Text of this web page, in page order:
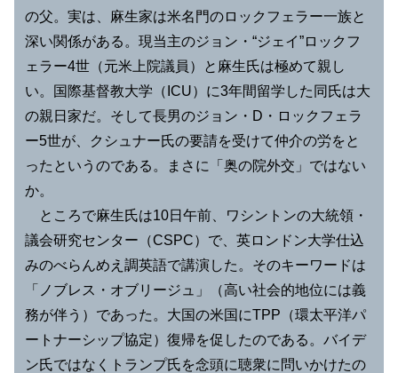
の父。実は、麻生家は米名門のロックフェラー一族と
深い関係がある。現当主のジョン・“ジェイ”ロックフ
ェラー4世（元米上院議員）と麻生氏は極めて親し
い。国際基督教大学（ICU）に3年間留学した同氏は大
の親日家だ。そして長男のジョン・D・ロックフェラ
ー5世が、クシュナー氏の要請を受けて仲介の労をと
ったというのである。まさに「奥の院外交」ではない
か。
ところで麻生氏は10日午前、ワシントンの大統領・
議会研究センター（CSPC）で、英ロンドン大学仕込
みのべらんめえ調英語で講演した。そのキーワードは
「ノブレス・オブリージュ」（高い社会的地位には義
務が伴う）であった。大国の米国にTPP（環太平洋パ
ートナーシップ協定）復帰を促したのである。バイデ
ン氏ではなくトランプ氏を念頭に聴衆に問いかけたの